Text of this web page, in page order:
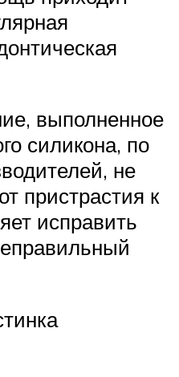
выполненное
силикона, по
не
пристрастия к
исправить